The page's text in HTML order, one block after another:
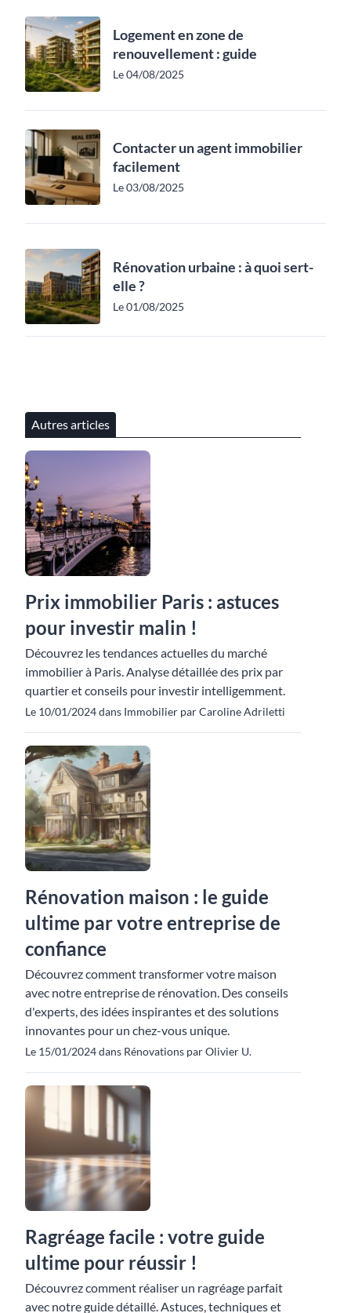
Logement en zone de
renouvellement : guide
Le 04/08/2025
Contacter un agent immobilier
facilement
Le 03/08/2025
Rénovation urbaine : à quoi sert-
elle ?
Le 01/08/2025
Autres articles
Prix immobilier Paris : astuces
pour investir malin !
Découvrez les tendances actuelles du marché
immobilier à Paris. Analyse détaillée des prix par
quartier et conseils pour investir intelligemment.
Le 10/01/2024 dans Immobilier par Caroline Adriletti
Rénovation maison : le guide
ultime par votre entreprise de
confiance
Découvrez comment transformer votre maison
avec notre entreprise de rénovation. Des conseils
d'experts, des idées inspirantes et des solutions
innovantes pour un chez-vous unique.
Le 15/01/2024 dans Rénovations par Olivier U.
Ragréage facile : votre guide
ultime pour réussir !
Découvrez comment réaliser un ragréage parfait
avec notre guide détaillé. Astuces, techniques et